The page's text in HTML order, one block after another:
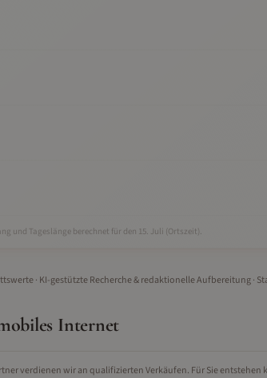
und Tageslänge berechnet für den 15. Juli (Ortszeit).
· KI-gestützte Recherche & redaktionelle Aufbereitung·
Internet
verdienen wir an qualifizierten Verkäufen. Für Sie entstehen